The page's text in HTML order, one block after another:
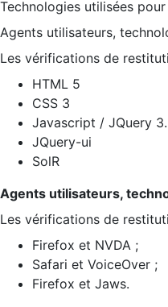
Technologies utilisées
Agents utilisateurs,
Les vérifications de
HTML 5
CSS 3
Javascript / JQuery
JQuery-ui
SolR
Agents utilisateurs,
Les vérifications de
Firefox et NVDA ;
Safari et VoiceOver ;
Firefox et Jaws.